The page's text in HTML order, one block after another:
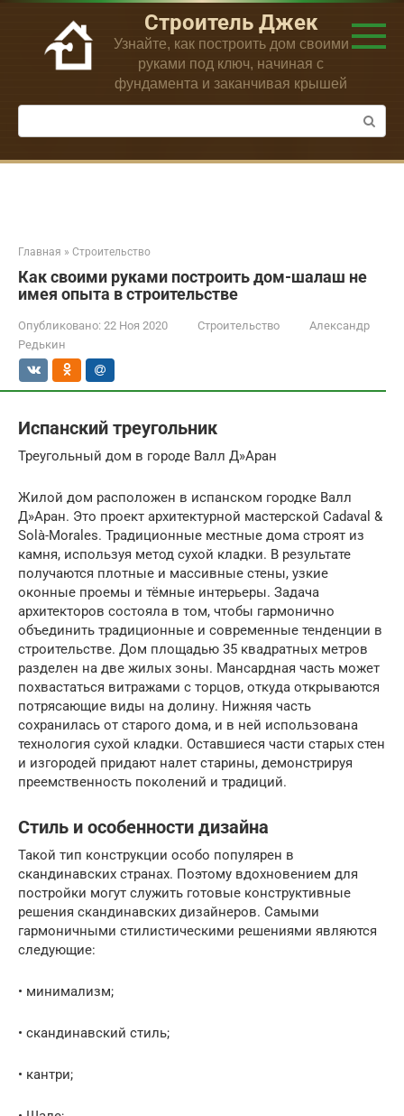
Перейти
контенту
Строитель Джек
Узнайте, как построить дом своими
руками под ключ, начиная с
фундамента и заканчивая крышей
Поиск:
Главная » Строительство
Как своими руками построить дом-шалаш не
имея опыта в строительстве
Опубликовано: 22 Ноя 2020 Строительство
Александр
Редькин
Испанский треугольник
Треугольный дом в городе Валл Д»Аран
Жилой дом расположен в испанском городке Валл
Д»Аран. Это проект архитектурной мастерской Cadaval &
Solà-Morales. Традиционные местные дома строят из
камня, используя метод сухой кладки. В результате
получаются плотные и массивные стены, узкие
оконные проемы и тёмные интерьеры. Задача
архитекторов состояла в том, чтобы гармонично
объединить традиционные и современные тенденции в
строительстве. Дом площадью 35 квадратных метров
разделен на две жилых зоны. Мансардная часть может
похвастаться витражами с торцов, откуда открываются
потрясающие виды на долину. Нижняя часть
сохранилась от старого дома, и в ней использована
технология сухой кладки. Оставшиеся части старых стен
и изгородей придают налет старины, демонстрируя
преемственность поколений и традиций.
Стиль и особенности дизайна
Такой тип конструкции особо популярен в
скандинавских странах. Поэтому вдохновением для
постройки могут служить готовые конструктивные
решения скандинавских дизайнеров. Самыми
гармоничными стилистическими решениями являются
следующие:
• минимализм;
• скандинавский стиль;
• кантри;